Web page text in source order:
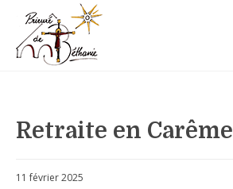
Retraite en Carême
11 février 2025